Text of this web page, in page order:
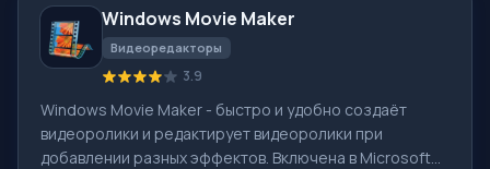
Windows Movie Maker
Видеоредакторы
3.9
Windows Movie Maker - быстро и удобно создаёт
видеоролики и редактирует видеоролики при
добавлении разных эффектов. Включена в Microsoft